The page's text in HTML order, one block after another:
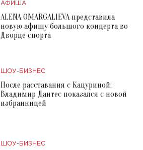
АФИША
ALENA OMARGALIEVA представила
новую афишу большого концерта во
Дворце спорта
ШОУ-БИЗНЕС
После расставания с Кацуриной:
Владимир Дантес показался с новой
избранницей
ШОУ-БИЗНЕС